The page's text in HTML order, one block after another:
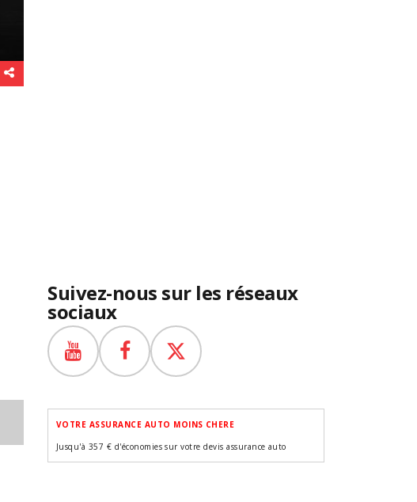
Suivez-nous sur les réseaux
sociaux
VOTRE ASSURANCE AUTO MOINS CHERE
Jusqu'à 357 € d'économies sur votre devis assurance auto